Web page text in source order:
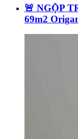
🚨 NGỘP
69m2